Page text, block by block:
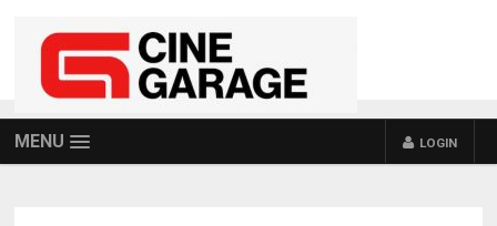
MENU LOGIN